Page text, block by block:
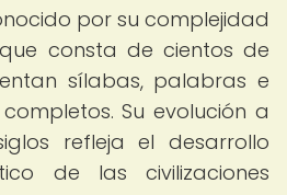
por su complejidad
consta de cientos de
sílabas, palabras e
Su evolución a
refleja el desarrollo
de las civilizaciones